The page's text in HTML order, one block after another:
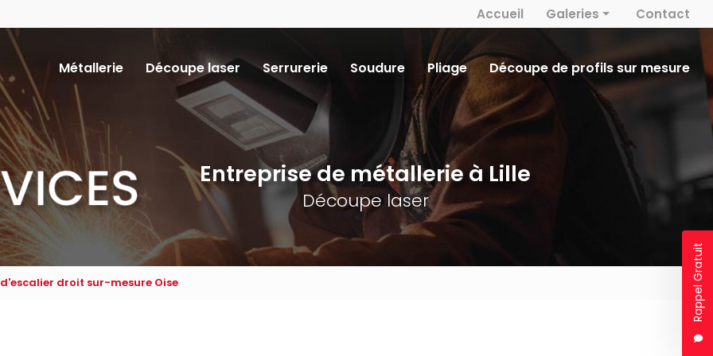
Rappel Gratuit
Accueil Galeries
Métallerie
Découpe laser
Serrurerie
Contact
Métallerie Découpe laser Serrurerie Soudure Pliage Découpe de profils sur mesure
Entreprise de métallerie à Lille
Découpe laser
droit sur-mesure Oise